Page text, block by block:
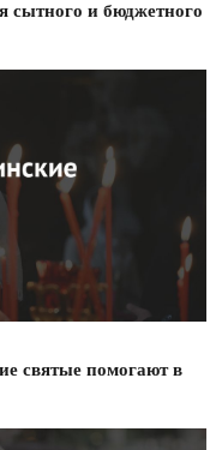
сытного и бюджетного
святые помогают в